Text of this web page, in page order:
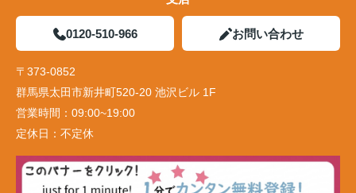
0120-510-966 お問い合わせ
〒373-0852
群馬県太田市新井町520-20 池沢ビル 1F
営業時間： 09:00~19:00
定休日： 不定休